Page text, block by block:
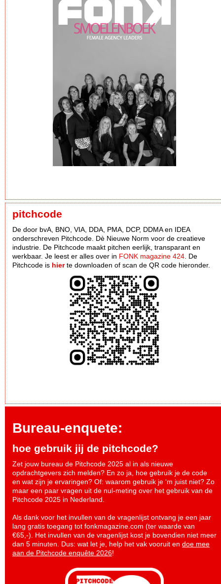
pitchcode
De door bvA, BNO, VIA, DDA, PMA, DCP, DDMA en IDEA
onderschreven Pitchcode. Dè Nieuwe Norm voor de creatieve
industrie. De Pitchcode maakt pitchen eerlijk, transparant en
werkbaar. Je leest er alles over in FONK magazine 424. De
Pitchcode is hierte downloaden of scan de QR code hieronder.
Bureau-enquete:
hoe gebruik jij de pitchcode?
Zet jouw bureau de Pitchcode 2025 al in als nieuwe
opdrachtgevers zich melden? En zo ja, hoe gebruik je de code
en wat zijn je ervaringen? Of: waarom gebruik je ‘m juist niet? Zo
maar een paar vragen uit de nul-meting over het gebruik van de
Pitchcode 2025 in Nederland.
Als dank voor het invullen van de vragenlijst ontvang je een jaar
lang gratis toegang tot fonkmagazine.com (ter waarde van
€65,-). Het invullen van de vragenlijst kost je bovendien niet meer
dan 5 minuten. Dus: wat let je, help het vak vooruit en doe mee
aan de Pitchcode enquête 2026!